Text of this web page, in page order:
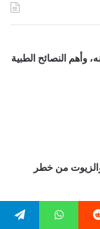
وأهم النصائح الطبية
والزيوت من خطر